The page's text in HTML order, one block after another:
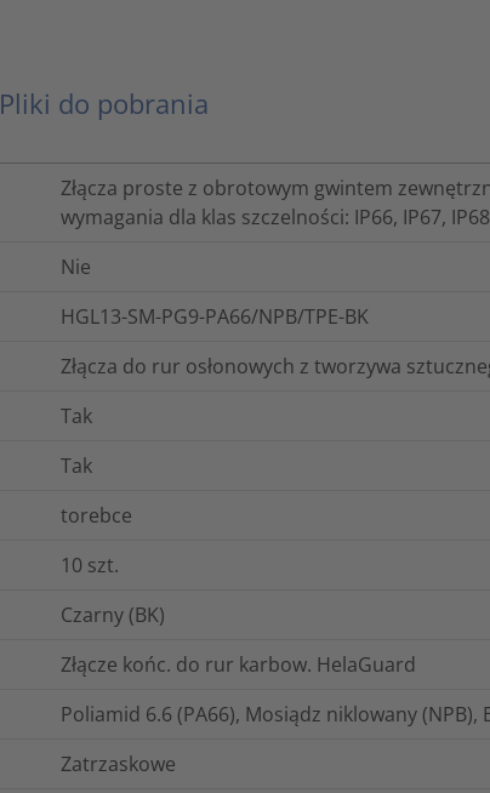
Pliki do pobrania
Złącza proste z obrotowym gwintem
wymagania dla klas szczelności: IP66, IP67,
Nie
HGL13-SM-PG9-PA66/NPB/TPE-BK
Złącza do rur osłonowych z tworzywa
Tak
Tak
torebce
10 szt.
Czarny (BK)
Złącze końc. do rur karbow. HelaGuard
Poliamid 6.6 (PA66), Mosiądz niklowany
Zatrzaskowe